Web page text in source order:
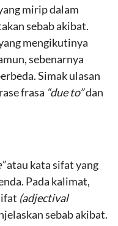
mirip dalam
sebab akibat.
mengikutinya
sebenarnya
Simak ulasan
frasa “due to”dan
”atau kata sifat yang
Pada kalimat,
(adjectival
sebab akibat.